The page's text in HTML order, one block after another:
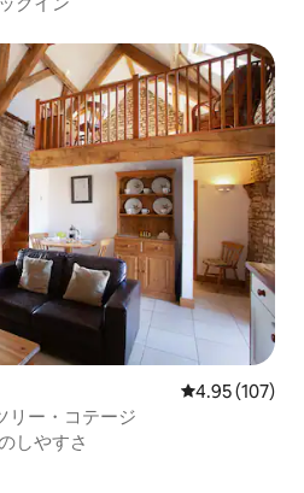
す。
レビュー107
4.95 (107)
リー・コテージ
しやすさ